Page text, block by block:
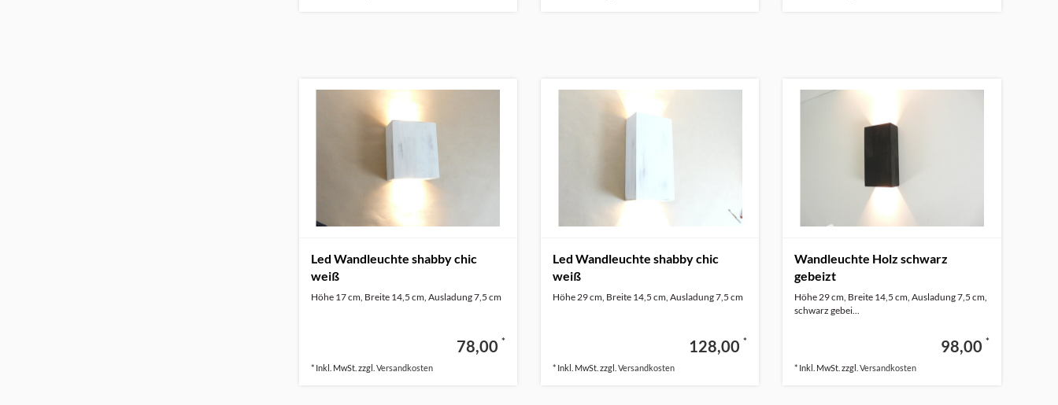
Led Wandleuchte shabby chic
weiß
Höhe 17 cm, Breite 14,5 cm, Ausladung 7,5 cm
78,00 *
* Inkl. MwSt. zzgl. Versandkosten
Led Wandleuchte shabby chic
weiß
Höhe 29 cm, Breite 14,5 cm, Ausladung 7,5 cm
128,00*
* Inkl. MwSt. zzgl. Versandkosten
Wandleuchte Holz schwarz
gebeizt
Höhe 29 cm, Breite 14,5 cm, Ausladung 7,5 cm,
schwarz gebei...
98,00 *
* Inkl. MwSt. zzgl.Versandkosten